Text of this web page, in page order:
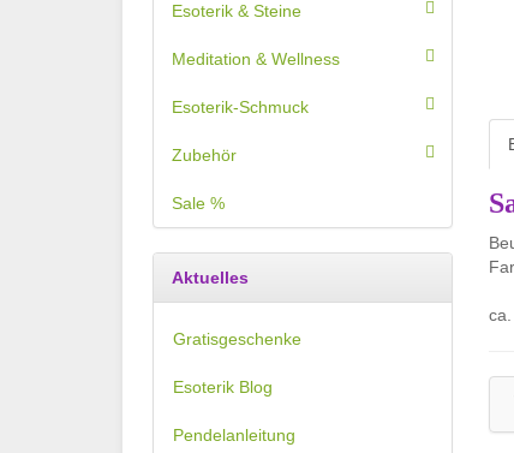
Esoterik & Steine
Meditation & Wellness
Esoterik-Schmuck
Zubehör
Sale %
Aktuelles
Gratisgeschenke
Esoterik Blog
Pendelanleitung